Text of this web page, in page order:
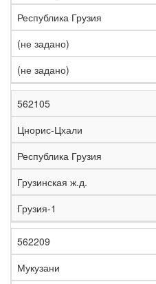
Республика Грузия
(не задано)
(не задано)
562105
Цнорис-Цхали
Республика Грузия
Грузинская ж.д.
Грузия-1
562209
Мукузани